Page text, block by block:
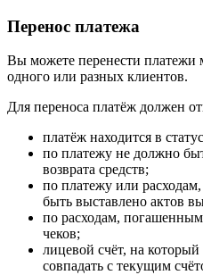
Перенос платежа
Вы можете перенести
одного или разных клиентов.
Для переноса платёж должен
платёж находится в
по платежу не должно
возврата средств;
по платежу или
быть выставлено актов
по расходам,
чеков;
лицевой счёт, на
совпадать с текущим